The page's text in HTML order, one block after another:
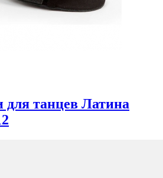
танцев Латина